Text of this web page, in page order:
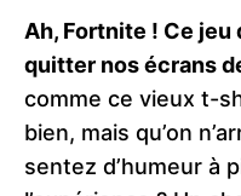
Ah, Fortnite ! Ce
quitter nos écrans
comme ce vieux t-
bien, mais qu’on
sentez d’humeur à